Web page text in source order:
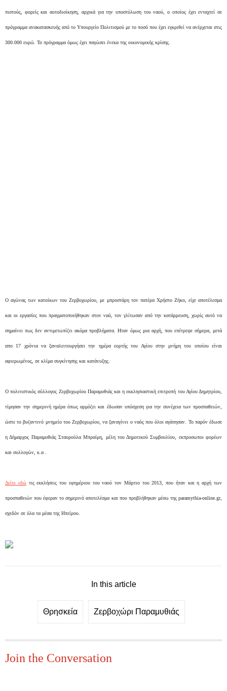
πιστούς, φορείς και αυτοδιοίκηση, αρχικά για την υποστύλωση του ναού, ο οποίος έχει ενταχτεί σε
πρόγραμμα ανακατασκευής από το Υπουργείο Πολιτισμού με το ποσό που έχει εγκριθεί να ανέρχεται στις
300.000 ευρώ. Το πρόγραμμα όμως έχει παγώσει ένεκα της οικονομικής κρίσης.
Ο αγώνας των κατοίκων του Ζερβοχωρίου, με μπροστάρη τον πατέρα Χρήστο Ζήκο, είχε αποτέλεσμα
και οι εργασίες που πραγματοποιήθηκαν στον ναό, τον γλίτωσαν από την κατάρρευση, χωρίς αυτό να
σημαίνει πως δεν αντιμετωπίζει ακόμα προβλήματα. Ηταν όμως μια αρχή, που επέτρεψε σήμερα, μετά
απο 17 χρόνια να ξαναλειτουργήσει την ημέρα εορτής του Αγίου στην μνήμη του οποίου είναι
αφιερωμένος, σε κλίμα συγκίνησης και κατάνυξης.
Ο πολιτιστικός σύλλογος Ζερβοχωρίου Παραμυθιάς και η εκκλησιαστική επιτροπή του Αγίου Δημητρίου,
τίμησαν την σημερινή ημέρα όπως αρμόζει και έδωσαν υπόσχεση για την συνέχεια των προσπαθειών,
ώστε το βυζαντινό μνημείο του Ζερβοχωρίου, να ξαναγίνει ο ναός που όλοι αγάπησαν. Το παρόν έδωσε
η Δήμαρχος Παραμυθιάς Σταυρούλα Μπραίμη, μέλη του Δημοτικού Συμβουλίου, εκπροσωποι φορέων
και συλλογών, κ.α .
Δείτε εδώτις εκκλήσεις του εφημέριου του ναού τον Μάρτιο του 2013, που ήταν και η αρχή των
προσπαθειών που έφεραν το σημερινό αποτελέσμα και που προβλήθηκαν μέσω της paramythia-online.gr,
σχεδόν σε όλα τα μέσα της Ηπείρου.
In this article
Θρησκεία Ζερβοχώρι Παραμυθιάς
Join the Conversation